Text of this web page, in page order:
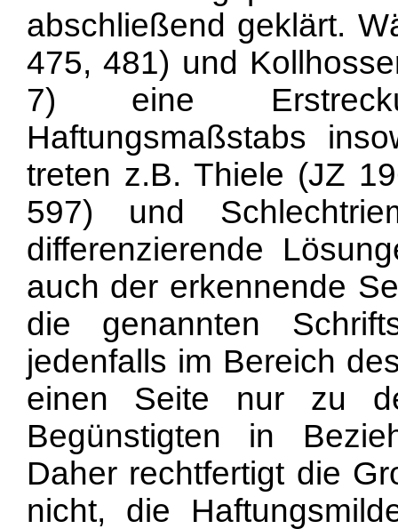
abschließend geklärt.
475, 481) und
7) eine
Haftungsmaßstabs
treten z.B. Thiele (JZ
597) und
differenzierende
auch der erkennende
die genannten
jedenfalls im Bereich
einen Seite nur zu
Begünstigten in
Daher rechtfertigt die
nicht, die